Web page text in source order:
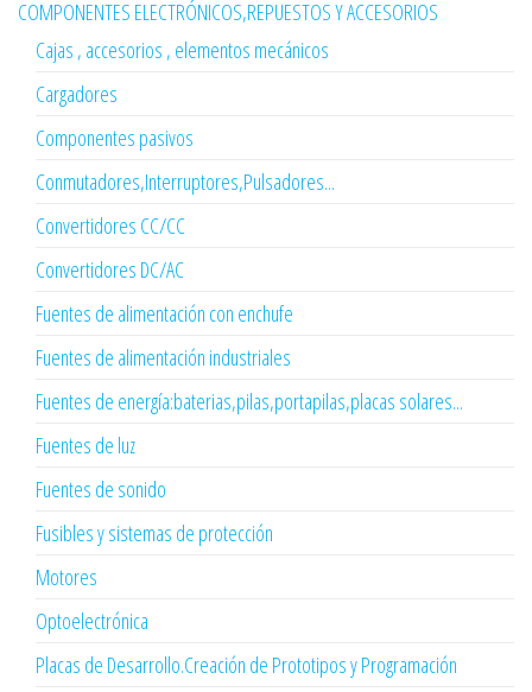
COMPONENTES ELECTRÓNICOS,REPUESTOS Y ACCESORIOS
Cajas , accesorios , elementos mecánicos
Cargadores
Componentes pasivos
Conmutadores,Interruptores,Pulsadores...
Convertidores CC/CC
Convertidores DC/AC
Fuentes de alimentación con enchufe
Fuentes de alimentación industriales
Fuentes de energía:baterias,pilas,portapilas,placas solares...
Fuentes de luz
Fuentes de sonido
Fusibles y sistemas de protección
Motores
Optoelectrónica
Placas de Desarrollo.Creación de Prototipos y Programación